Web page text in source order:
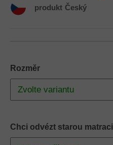
Rozměr
Chci odvézt starou matraci
Český
produkt